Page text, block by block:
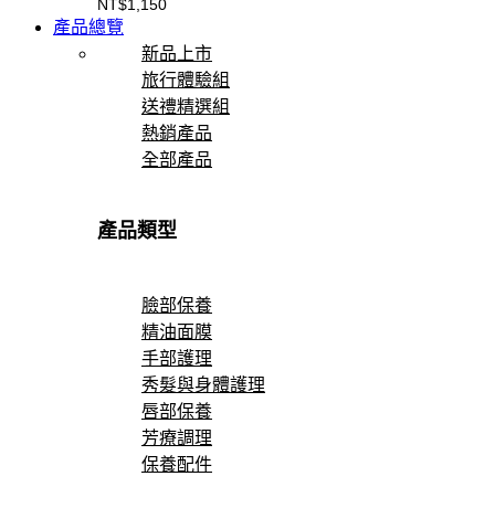
NT$1,150
產品總覽
新品上市
旅行體驗組
送禮精選組
熱銷產品
全部產品
產品類型
臉部保養
精油面膜
手部護理
秀髮與身體護理
唇部保養
芳療調理
保養配件